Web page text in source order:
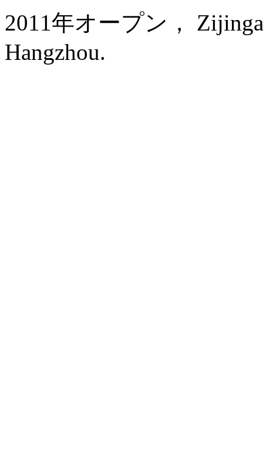
2011年オープン，
Hangzhou.